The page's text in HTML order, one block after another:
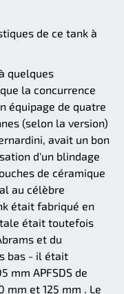
de ce tank à
quelques
la concurrence
équipage de quatre
(selon la version)
avait un bon
d'un blindage
de céramique
au célèbre
était fabriqué en
était toutefois
et du
bas - il était
mm APFSDS de
mm et 125 mm . Le